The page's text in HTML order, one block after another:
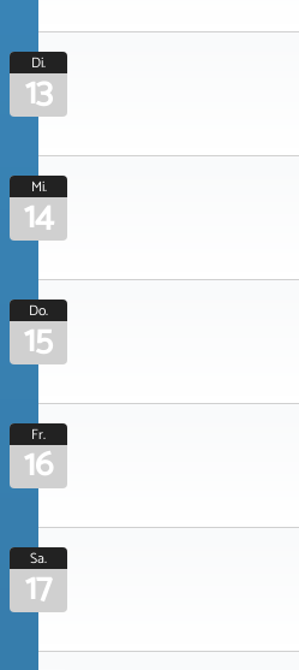
Di.
13
Mi.
14
Do.
15
Fr.
16
Sa.
17